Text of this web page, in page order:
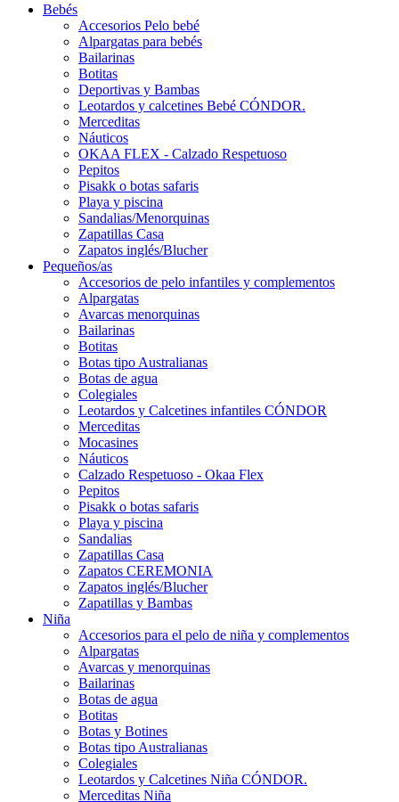
Bebés
Accesorios Pelo bebé
Alpargatas para bebés
Bailarinas
Botitas
Deportivas y Bambas
Leotardos y calcetines Bebé CÓNDOR.
Merceditas
Náuticos
OKAA FLEX - Calzado Respetuoso
Pepitos
Pisakk o botas safaris
Playa y piscina
Sandalias/Menorquinas
Zapatillas Casa
Zapatos inglés/Blucher
Pequeños/as
Accesorios de pelo infantiles y complementos
Alpargatas
Avarcas menorquinas
Bailarinas
Botitas
Botas tipo Australianas
Botas de agua
Colegiales
Leotardos y Calcetines infantiles CÓNDOR
Merceditas
Mocasines
Náuticos
Calzado Respetuoso - Okaa Flex
Pepitos
Pisakk o botas safaris
Playa y piscina
Sandalias
Zapatillas Casa
Zapatos CEREMONIA
Zapatos inglés/Blucher
Zapatillas y Bambas
Niña
Accesorios para el pelo de niña y complementos
Alpargatas
Avarcas y menorquinas
Bailarinas
Botas de agua
Botitas
Botas y Botines
Botas tipo Australianas
Colegiales
Leotardos y Calcetines Niña CÓNDOR.
Merceditas Niña